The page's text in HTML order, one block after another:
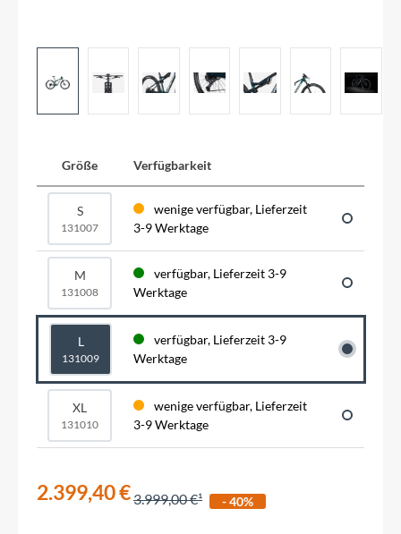
Größe Verfügbarkeit
S
131007
wenige verfügbar, Lieferzeit
3-9 Werktage
M
131008
verfügbar, Lieferzeit 3-9
Werktage
L
131009
verfügbar, Lieferzeit 3-9
Werktage
XL
131010
wenige verfügbar, Lieferzeit
3-9 Werktage
2.399,40 €3.999,00 € - 40%